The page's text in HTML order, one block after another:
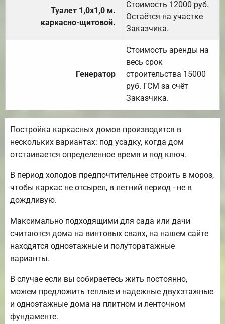
Туалет 1,0х1,0 м.
каркасно-щитовой.
Стоимость 12000 руб.
Остаётся на участке
Заказчика.
Генератор
Стоимость аренды на
весь срок
строительства 15000
руб. ГСМ за счёт
Заказчика.
Постройка каркасных домов производится в
нескольких вариантах: под усадку, когда дом
отстаивается определенное время и под ключ.
В период холодов предпочтительнее строить в мороз,
чтобы каркас не отсырел, в летний период - не в
дождливую.
Максимально подходящими для сада или дачи
считаются дома на винтовых сваях, на нашем сайте
находятся одноэтажные и полуторатажные
варианты.
В случае если вы собираетесь жить постоянно,
можем предложить теплые и надежные двухэтажные
и одноэтажные дома на плитном и ленточном
фундаменте.